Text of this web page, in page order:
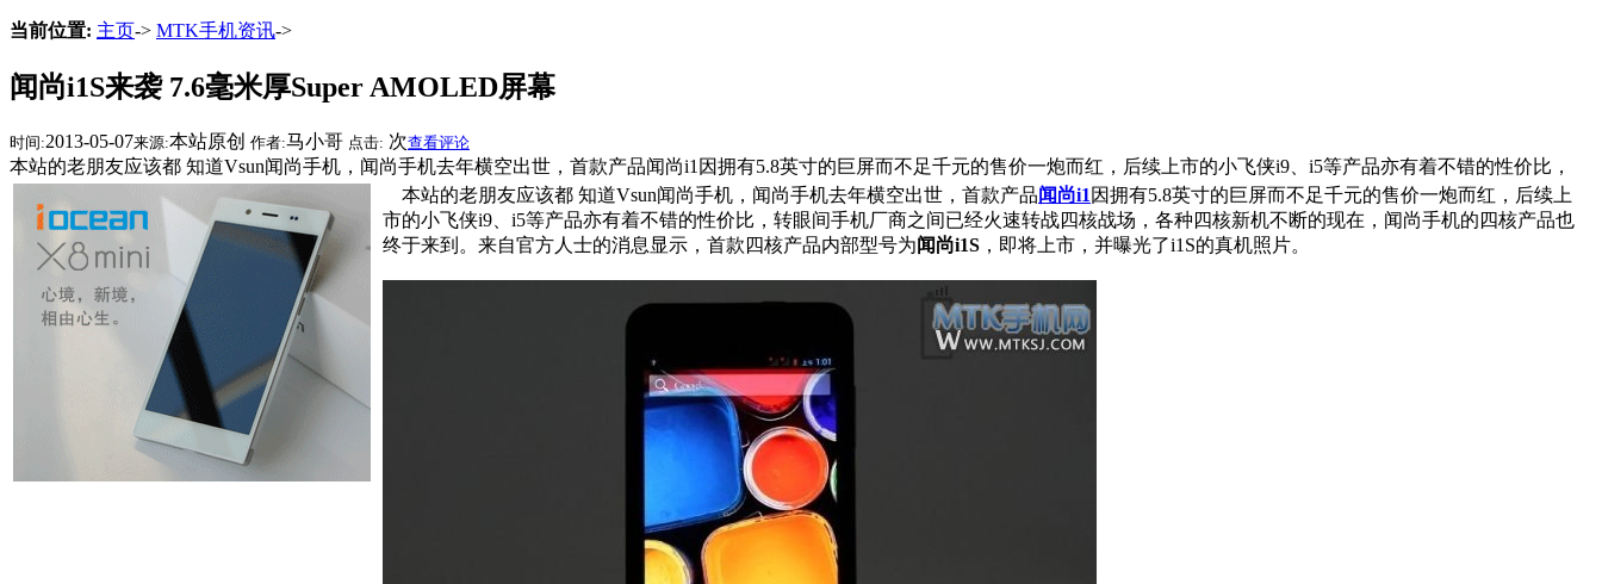
当前位置: 主页-> MTK手机资讯->
闻尚i1S来袭 7.6毫米厚Super AMOLED屏幕
时间:2013-05-07来源:本站原创 作者:马小哥 点击: 次查看评论
本站的老朋友应该都 知道Vsun闻尚手机，闻尚手机去年横空出世，首款产品闻尚i1因拥有5.8英寸的巨屏而不足千元的售价一炮而红，后续上市的小飞侠i9、i5等产品亦有着不错的性价比，
本站的老朋友应该都 知道Vsun闻尚手机，闻尚手机去年横空出世，首款产品闻尚i1 因拥有5.8英寸的巨屏而不足千元的售价一炮而红，后续上
市的小飞侠i9、i5等产品亦有着不错的性价比，转眼间手机厂商之间已经火速转战四核战场，各种四核新机不断的现在，闻尚手机的四核产品也
终于来到。来自官方人士的消息显示，首款四核产品内部型号为闻尚i1S ，即将上市，并曝光了i1S的真机照片。